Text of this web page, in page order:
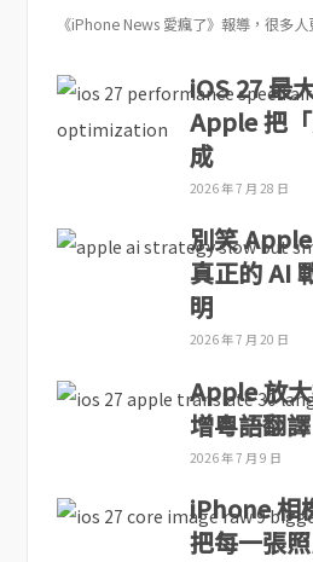
《iPhone News 愛瘋了》報導，很多人
iOS 27 最
Apple 把
成
2026 年 7 月 28 日
別笑
真正的 AI
明
2026 年 7 月 20 日
Apple 放
增粵語翻
2026 年 7 月 9 日
iPhone 相
把每一張